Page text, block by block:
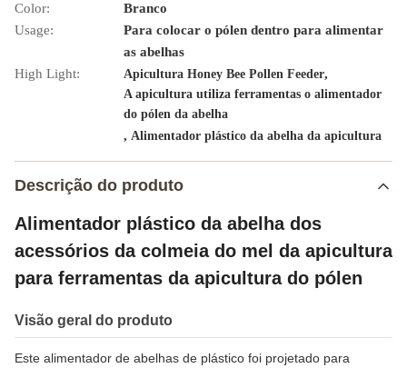
Color:
Branco
Usage:
Para colocar o pólen dentro para alimentar
as abelhas
High Light:
Apicultura Honey Bee Pollen Feeder,
A apicultura utiliza ferramentas o alimentador
do pólen da abelha
, Alimentador plástico da abelha da apicultura
Descrição do produto
Alimentador plástico da abelha dos
acessórios da colmeia do mel da apicultura
para ferramentas da apicultura do pólen
Visão geral do produto
Este alimentador de abelhas de plástico foi projetado para